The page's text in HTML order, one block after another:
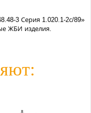
3 Серия 1.020.1-2с/89»
ЖБИ изделия.